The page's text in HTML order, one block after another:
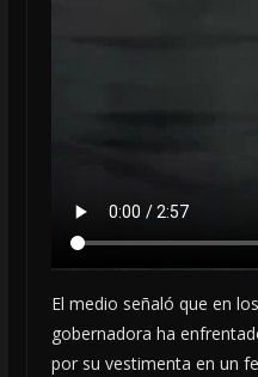
El medio señaló que en
gobernadora ha
por su vestimenta en un